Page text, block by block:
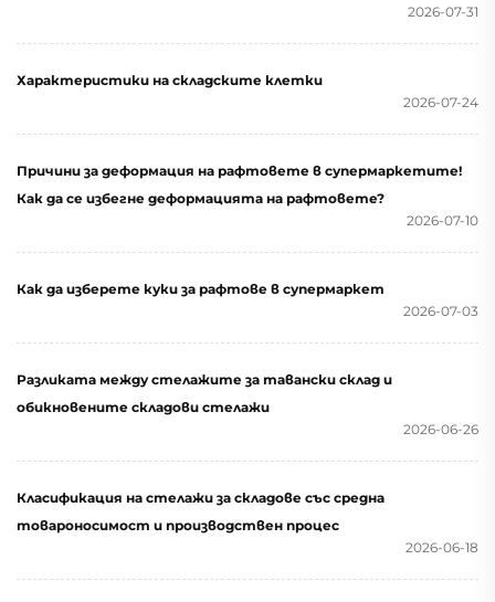
2026-07-31
Характеристики на складските клетки
2026-07-24
Причини за деформация на рафтовете в супермаркетите!
Как да се избегне деформацията на рафтовете?
2026-07-10
Как да изберете куки за рафтове в супермаркет
2026-07-03
Разликата между стелажите за тавански склад и
обикновените складови стелажи
2026-06-26
Класификация на стелажи за складове със средна
товароносимост и производствен процес
2026-06-18